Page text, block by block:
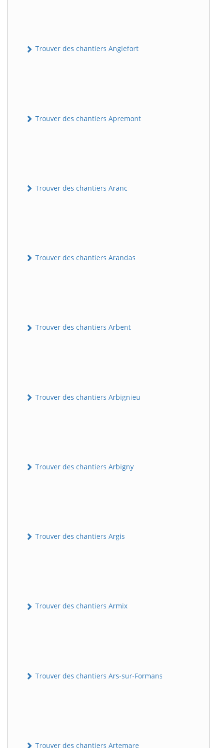
Trouver des chantiers Anglefort
Trouver des chantiers Apremont
Trouver des chantiers Aranc
Trouver des chantiers Arandas
Trouver des chantiers Arbent
Trouver des chantiers Arbignieu
Trouver des chantiers Arbigny
Trouver des chantiers Argis
Trouver des chantiers Armix
Trouver des chantiers Ars-sur-Formans
Trouver des chantiers Artemare